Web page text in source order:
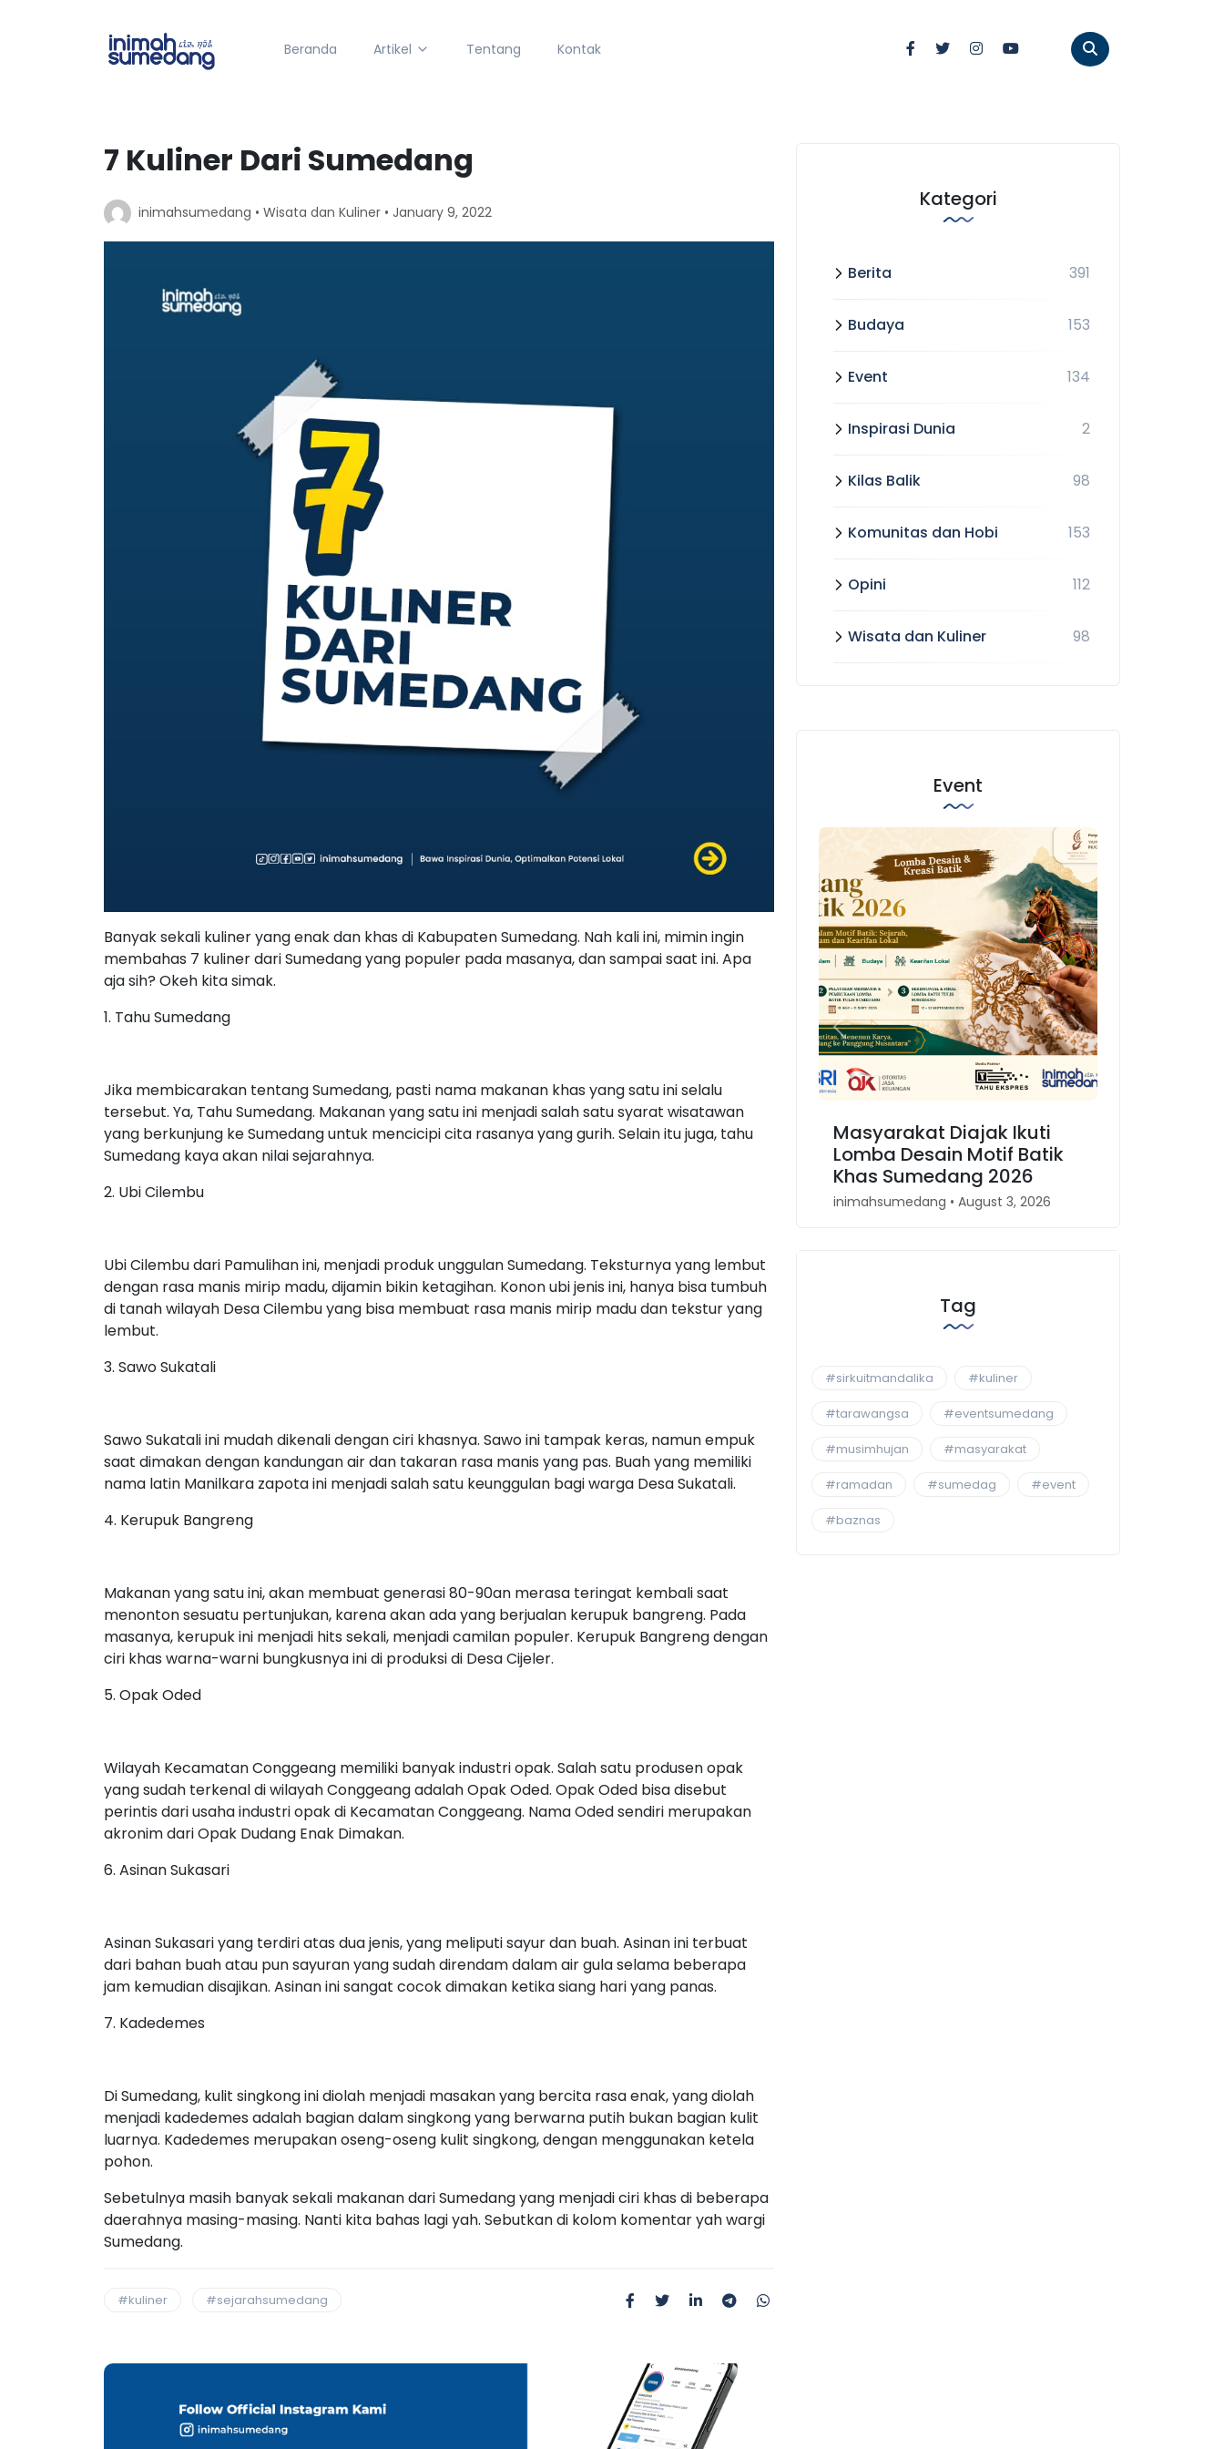
Beranda Artikel Tentang Kontak
7 Kuliner Dari Sumedang
inimahsumedang • Wisata dan Kuliner • January 9, 2022
Banyak sekali kuliner yang enak dan khas di Kabupaten Sumedang. Nah kali ini, mimin ingin
membahas 7 kuliner dari Sumedang yang populer pada masanya, dan sampai saat ini. Apa
aja sih? Okeh kita simak.
1. Tahu Sumedang
Jika membicarakan tentang Sumedang, pasti nama makanan khas yang satu ini selalu
tersebut. Ya, Tahu Sumedang. Makanan yang satu ini menjadi salah satu syarat wisatawan
yang berkunjung ke Sumedang untuk mencicipi cita rasanya yang gurih. Selain itu juga, tahu
Sumedang kaya akan nilai sejarahnya.
2. Ubi Cilembu
Ubi Cilembu dari Pamulihan ini, menjadi produk unggulan Sumedang. Teksturnya yang lembut
dengan rasa manis mirip madu, dijamin bikin ketagihan. Konon ubi jenis ini, hanya bisa tumbuh
di tanah wilayah Desa Cilembu yang bisa membuat rasa manis mirip madu dan tekstur yang
lembut.
3. Sawo Sukatali
Sawo Sukatali ini mudah dikenali dengan ciri khasnya. Sawo ini tampak keras, namun empuk
saat dimakan dengan kandungan air dan takaran rasa manis yang pas. Buah yang memiliki
nama latin Manilkara zapota ini menjadi salah satu keunggulan bagi warga Desa Sukatali.
4. Kerupuk Bangreng
Makanan yang satu ini, akan membuat generasi 80-90an merasa teringat kembali saat
menonton sesuatu pertunjukan, karena akan ada yang berjualan kerupuk bangreng. Pada
masanya, kerupuk ini menjadi hits sekali, menjadi camilan populer. Kerupuk Bangreng dengan
ciri khas warna-warni bungkusnya ini di produksi di Desa Cijeler.
5. Opak Oded
Wilayah Kecamatan Conggeang memiliki banyak industri opak. Salah satu produsen opak
yang sudah terkenal di wilayah Conggeang adalah Opak Oded. Opak Oded bisa disebut
perintis dari usaha industri opak di Kecamatan Conggeang. Nama Oded sendiri merupakan
akronim dari Opak Dudang Enak Dimakan.
6. Asinan Sukasari
Asinan Sukasari yang terdiri atas dua jenis, yang meliputi sayur dan buah. Asinan ini terbuat
dari bahan buah atau pun sayuran yang sudah direndam dalam air gula selama beberapa
jam kemudian disajikan. Asinan ini sangat cocok dimakan ketika siang hari yang panas.
7. Kadedemes
Di Sumedang, kulit singkong ini diolah menjadi masakan yang bercita rasa enak, yang diolah
menjadi kadedemes adalah bagian dalam singkong yang berwarna putih bukan bagian kulit
luarnya. Kadedemes merupakan oseng-oseng kulit singkong, dengan menggunakan ketela
pohon.
Sebetulnya masih banyak sekali makanan dari Sumedang yang menjadi ciri khas di beberapa
daerahnya masing-masing. Nanti kita bahas lagi yah. Sebutkan di kolom komentar yah wargi
Sumedang.
#kuliner #sejarahsumedang
Kategori
Berita 391
Budaya 153
Event 134
Inspirasi Dunia 2
Kilas Balik 98
Komunitas dan Hobi 153
Opini 112
Wisata dan Kuliner 98
Event
Masyarakat Diajak Ikuti
Lomba Desain Motif Batik
Khas Sumedang 2026
inimahsumedang • August 3, 2026
Previous Next
Tag
#sirkuitmandalika #kuliner
#tarawangsa #eventsumedang
#musimhujan #masyarakat
#ramadan #sumedag #event
#baznas